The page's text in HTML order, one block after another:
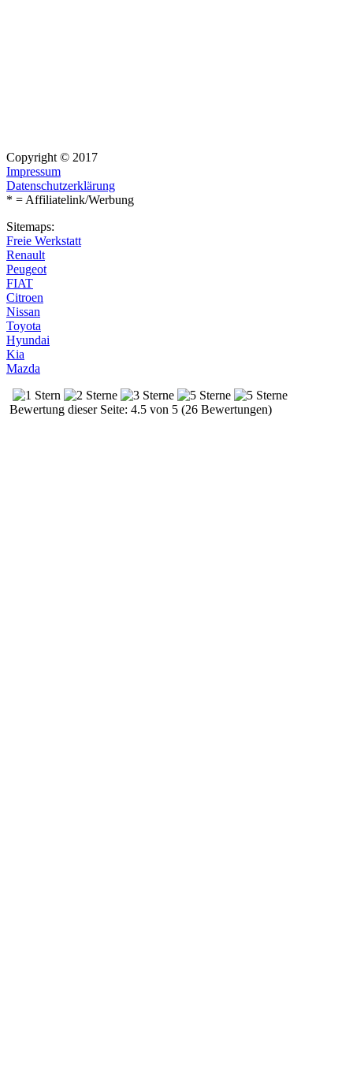
Copyright © 2017
Impressum
Datenschutzerklärung
* = Affiliatelink/Werbung
Sitemaps:
Freie Werkstatt
Renault
Peugeot
FIAT
Citroen
Nissan
Toyota
Hyundai
Kia
Mazda
Bewertung dieser Seite: 4.5 von 5 (26 Bewertungen)